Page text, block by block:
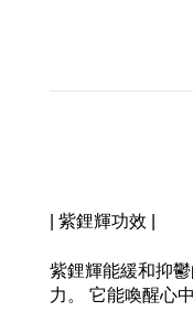
| 紫鋰輝功效 |
紫鋰輝能緩和抑
力。 它能喚醒心